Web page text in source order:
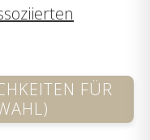
FÜR